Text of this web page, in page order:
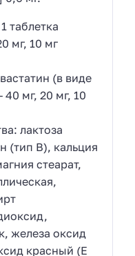
таблетка
мг, 10 мг
(в виде
40 мг, 20 мг, 10
лактоза
(тип В), кальция
стеарат,
железа оксид
красный (Е